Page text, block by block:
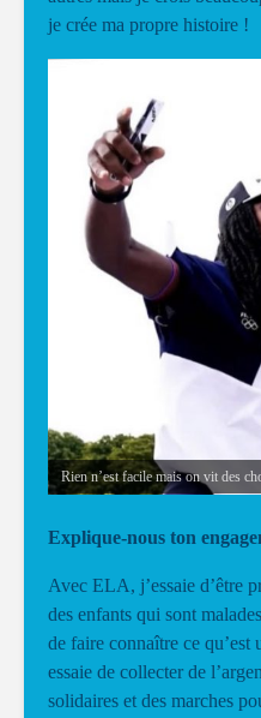
je crée ma propre histoire !
Rien n’est facile mais on vit des
Explique-nous ton
Avec ELA, j’essaie d’être
des enfants qui sont
de faire connaître ce
essaie de collecter de
solidaires et des marches